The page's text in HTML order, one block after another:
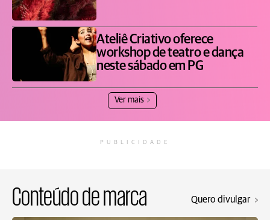
Ateliê Criativo oferece
workshop de teatro e dança
neste sábado em PG
Ver mais
PUBLICIDADE
Conteúdo de marca Quero divulgar